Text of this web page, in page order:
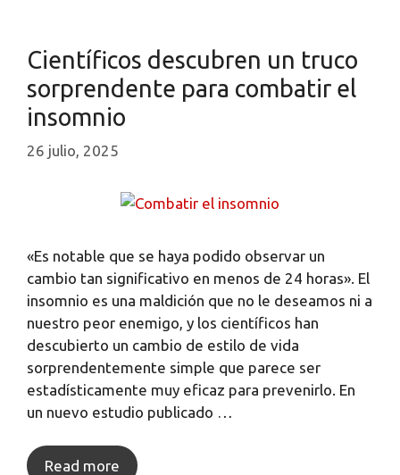
Científicos descubren un truco
sorprendente para combatir el
insomnio
26 julio, 2025
«Es notable que se haya podido observar un
cambio tan significativo en menos de 24 horas». El
insomnio es una maldición que no le deseamos ni a
nuestro peor enemigo, y los científicos han
descubierto un cambio de estilo de vida
sorprendentemente simple que parece ser
estadísticamente muy eficaz para prevenirlo. En
un nuevo estudio publicado …
Read more